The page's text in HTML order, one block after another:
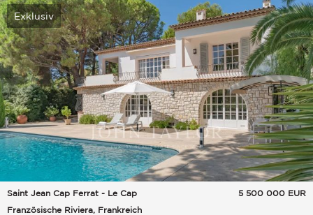
Exklusiv
Saint Jean Cap Ferrat - Le Cap
Französische Riviera, Frankreich
5 500 000 EUR